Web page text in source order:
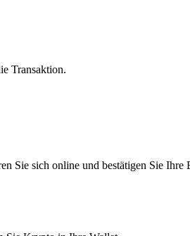
Transaktion.
Sie sich online und bestätigen Sie Ihre